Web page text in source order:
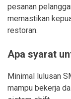
pesanan
memastikan
restoran.
Apa syarat
Minimal lulusan
mampu bekerja